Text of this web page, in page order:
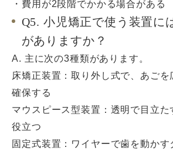
・費用が2段階でかかる場合がある
Q5. 小児矯正で使う装置に
がありますか？
A. 主に次の3種類があります。
床矯正装置：取り外し式で、あごを
確保する
マウスピース型装置：透明で目立た
役立つ
固定式装置：ワイヤーで歯を動かす